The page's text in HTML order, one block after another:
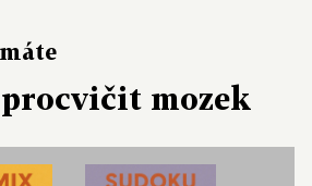
procvičit mozek